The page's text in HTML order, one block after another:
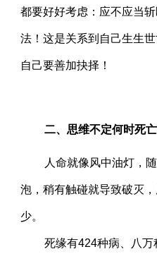
都要好好考虑：应不应当
法！这是关系到自己生生
自己要善加抉择！
二、思维不定何时死亡
人命就像风中油灯，
泡，稍有触碰就导致破灭
少。
死缘有424种病、八